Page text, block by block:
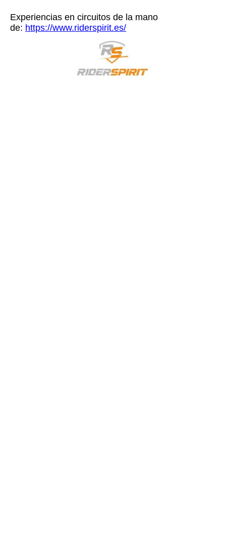
Experiencias en circuitos de la mano
de: https://www.riderspirit.es/